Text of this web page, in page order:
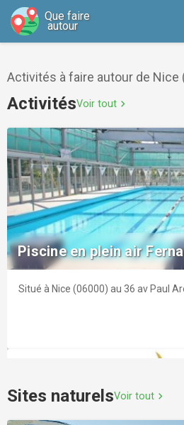
Que faire
autour
Activités à faire autour de Nice
ActivitésVoir tout chevron_right
Piscine en plein air
Situé à Nice (06000) au 36 av Paul
Sites naturelsVoir tout chevron_right